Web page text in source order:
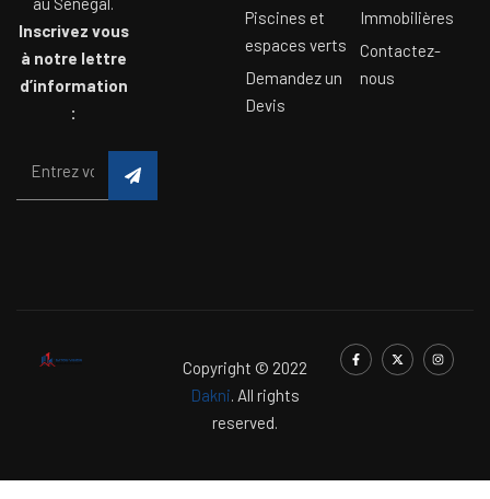
Inscrivez vous
à notre lettre
d’information
:
Piscines et
espaces verts
Demandez un
Devis
Immobilières
Contactez-
nous
Copyright © 2022
Dakni. All rights
reserved.